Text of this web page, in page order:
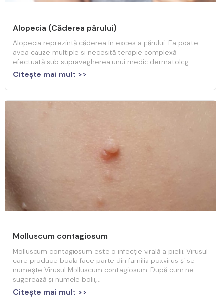
Alopecia (Căderea părului)
Alopecia reprezintă căderea în exces a părului. Ea poate
avea cauze multiple si necesită terapie complexă
efectuată sub supravegherea unui medic dermatolog.
Citeşte mai mult >>
Molluscum contagiosum
Molluscum contagiosum este o infecție virală a pielii. Virusul
care produce boala face parte din familia poxvirus și se
numește Virusul Molluscum contagiosum. După cum ne
sugerează și numele bolii,...
Citeşte mai mult >>